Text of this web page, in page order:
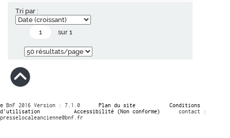
Tri par :
sur 1
© BnF 2016 Version : 7.1.0 Plan du site
Conditions
d’utilisation
Accessibilité (Non conforme)
contact :
presselocaleancienne@bnf.fr